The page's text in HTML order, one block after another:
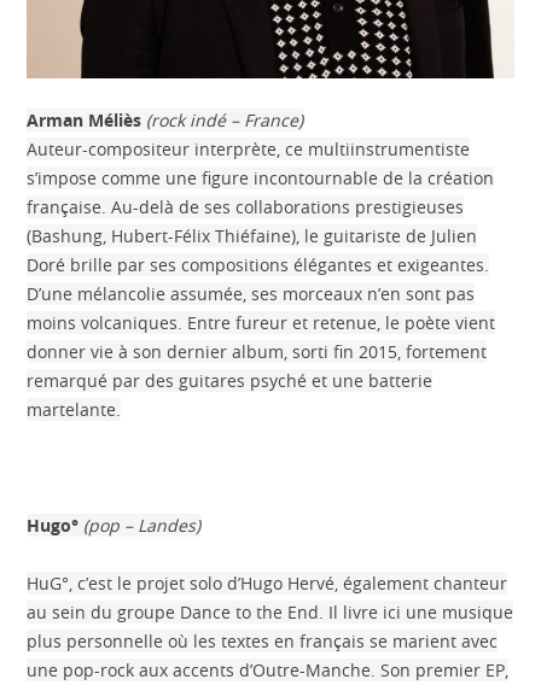
Arman Méliès (rock indé – France)
Auteur-compositeur interprète, ce multiinstrumentiste
s’impose comme une figure incontournable de la création
française. Au-delà de ses collaborations prestigieuses
(Bashung, Hubert-Félix Thiéfaine), le guitariste de Julien
Doré brille par ses compositions élégantes et exigeantes.
D’une mélancolie assumée, ses morceaux n’en sont pas
moins volcaniques. Entre fureur et retenue, le poète vient
donner vie à son dernier album, sorti fin 2015, fortement
remarqué par des guitares psyché et une batterie
martelante.
Hugo° (pop – Landes)
HuG°, c’est le projet solo d’Hugo Hervé, également chanteur
au sein du groupe Dance to the End. Il livre ici une musique
plus personnelle où les textes en français se marient avec
une pop-rock aux accents d’Outre-Manche. Son premier EP,